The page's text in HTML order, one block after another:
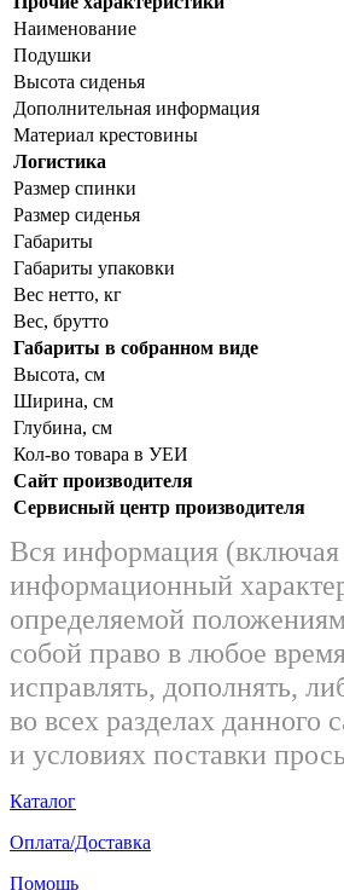
Наименование
Подушки
Высота сиденья
Дополнительная информация
Материал крестовины
Логистика
Размер спинки
Размер сиденья
Габариты
Габариты упаковки
Вес нетто, кг
Вес, брутто
Габариты в собранном виде
Высота, см
Ширина, см
Глубина, см
Кол-во товара в УЕИ
Сайт производителя
Сервисный центр производителя
Вся информация (включая
информационный
определяемой
собой право в любое
исправлять, дополнять,
во всех разделах
и условиях поставки
Каталог
Оплата/Доставка
Помощь